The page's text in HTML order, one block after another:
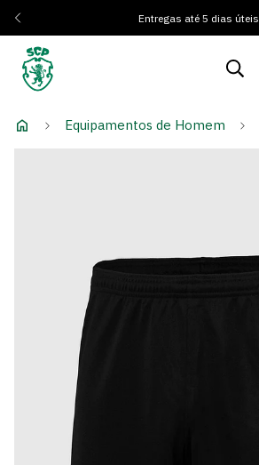
Entregas até 5 dias úteis
Equipamentos de Homem